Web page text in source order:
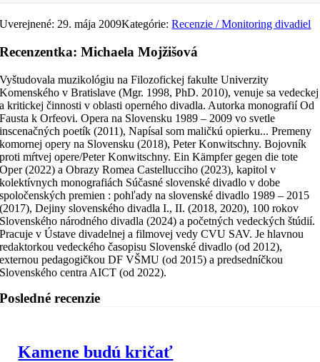
Uverejnené: 29. mája 2009Kategórie:Recenzie / Monitoring divadiel
Recenzentka: Michaela Mojžišová
Vyštudovala muzikológiu na Filozofickej fakulte Univerzity
Komenského v Bratislave (Mgr. 1998, PhD. 2010), venuje sa vedeckej
a kritickej činnosti v oblasti operného divadla. Autorka monografií Od
Fausta k Orfeovi. Opera na Slovensku 1989 – 2009 vo svetle
inscenačných poetík (2011), Napísal som maličkú opierku... Premeny
komornej opery na Slovensku (2018), Peter Konwitschny. Bojovník
proti mŕtvej opere/Peter Konwitschny. Ein Kämpfer gegen die tote
Oper (2022) a Obrazy Romea Castellucciho (2023), kapitol v
kolektívnych monografiách Súčasné slovenské divadlo v dobe
spoločenských premien : pohľady na slovenské divadlo 1989 – 2015
(2017), Dejiny slovenského divadla I., II. (2018, 2020), 100 rokov
Slovenského národného divadla (2024) a početných vedeckých štúdií.
Pracuje v Ústave divadelnej a filmovej vedy CVU SAV. Je hlavnou
redaktorkou vedeckého časopisu Slovenské divadlo (od 2012),
externou pedagogičkou DF VŠMU (od 2015) a predsedníčkou
Slovenského centra AICT (od 2022).
Posledné recenzie
Kamene budú kričať